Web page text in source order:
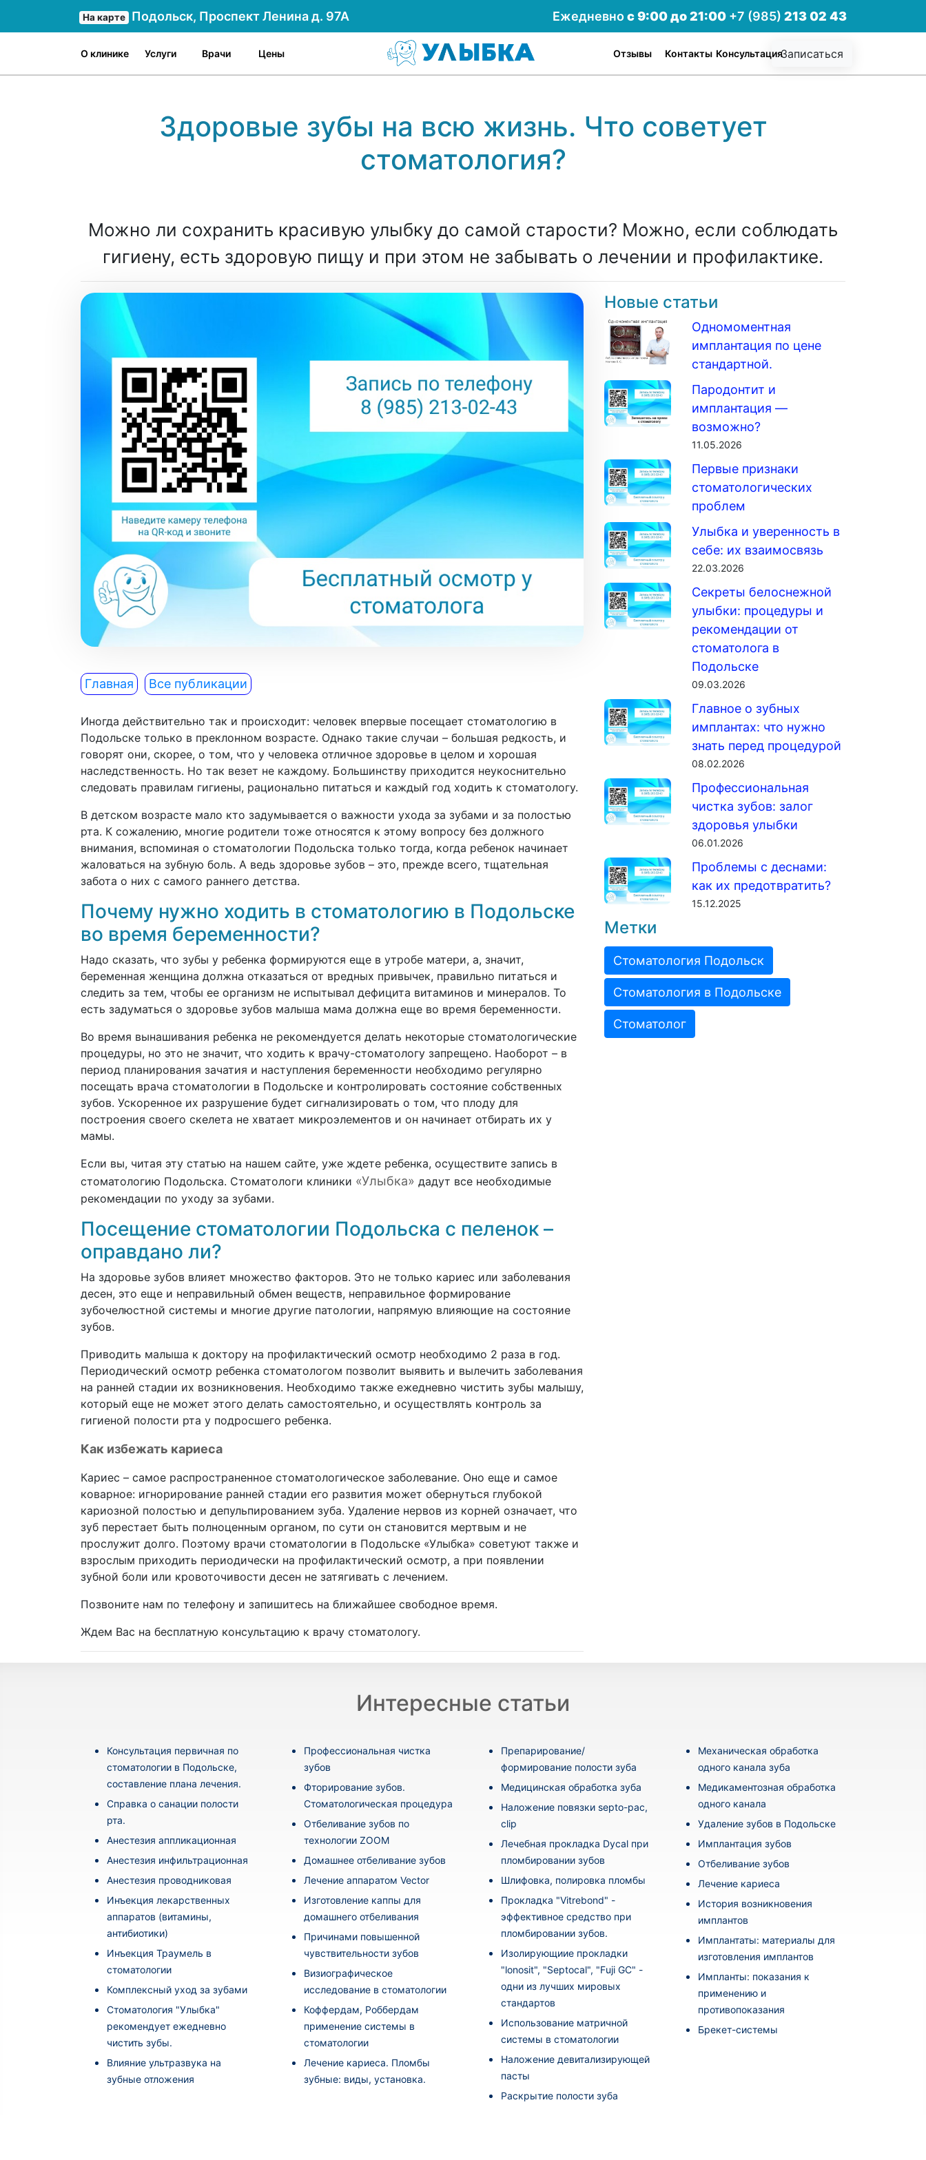
На карте Подольск, Проспект Ленина д. 97А Ежедневнос 9:00 до 21:00 +7 (985)213 02 43
О клинике Услуги Врачи Цены Записаться
Консультация
Контакты
Отзывы
Здоровые зубы на всю жизнь. Что советует
стоматология?
Можно ли сохранить красивую улыбку до самой старости? Можно, если соблюдать
гигиену, есть здоровую пищу и при этом не забывать о лечении и профилактике.
Главная Все публикации
Иногда действительно так и происходит: человек впервые посещает стоматологию в
Подольске только в преклонном возрасте. Однако такие случаи – большая редкость, и
говорят они, скорее, о том, что у человека отличное здоровье в целом и хорошая
наследственность. Но так везет не каждому. Большинству приходится неукоснительно
следовать правилам гигиены, рационально питаться и каждый год ходить к стоматологу.
В детском возрасте мало кто задумывается о важности ухода за зубами и за полостью
рта. К сожалению, многие родители тоже относятся к этому вопросу без должного
внимания, вспоминая о стоматологии Подольска только тогда, когда ребенок начинает
жаловаться на зубную боль. А ведь здоровье зубов – это, прежде всего, тщательная
забота о них с самого раннего детства.
Почему нужно ходить в стоматологию в Подольске
во время беременности?
Надо сказать, что зубы у ребенка формируются еще в утробе матери, а, значит,
беременная женщина должна отказаться от вредных привычек, правильно питаться и
следить за тем, чтобы ее организм не испытывал дефицита витаминов и минералов. То
есть задуматься о здоровье зубов малыша мама должна еще во время беременности.
Во время вынашивания ребенка не рекомендуется делать некоторые стоматологические
процедуры, но это не значит, что ходить к врачу-стоматологу запрещено. Наоборот – в
период планирования зачатия и наступления беременности необходимо регулярно
посещать врача стоматологии в Подольске и контролировать состояние собственных
зубов. Ускоренное их разрушение будет сигнализировать о том, что плоду для
построения своего скелета не хватает микроэлементов и он начинает отбирать их у
мамы.
Если вы, читая эту статью на нашем сайте, уже ждете ребенка, осуществите запись в
стоматологию Подольска. Стоматологи клиники «Улыбка» дадут все необходимые
рекомендации по уходу за зубами.
Посещение стоматологии Подольска с пеленок –
оправдано ли?
На здоровье зубов влияет множество факторов. Это не только кариес или заболевания
десен, это еще и неправильный обмен веществ, неправильное формирование
зубочелюстной системы и многие другие патологии, напрямую влияющие на состояние
зубов.
Приводить малыша к доктору на профилактический осмотр необходимо 2 раза в год.
Периодический осмотр ребенка стоматологом позволит выявить и вылечить заболевания
на ранней стадии их возникновения. Необходимо также ежедневно чистить зубы малышу,
который еще не может этого делать самостоятельно, и осуществлять контроль за
гигиеной полости рта у подросшего ребенка.
Как избежать кариеса
Кариес – самое распространенное стоматологическое заболевание. Оно еще и самое
коварное: игнорирование ранней стадии его развития может обернуться глубокой
кариозной полостью и депульпированием зуба. Удаление нервов из корней означает, что
зуб перестает быть полноценным органом, по сути он становится мертвым и не
прослужит долго. Поэтому врачи стоматологии в Подольске «Улыбка» советуют также и
взрослым приходить периодически на профилактический осмотр, а при появлении
зубной боли или кровоточивости десен не затягивать с лечением.
Позвоните нам по телефону и запишитесь на ближайшее свободное время.
Ждем Вас на бесплатную консультацию к врачу стоматологу.
Новые статьи
Одномоментная
имплантация по цене
стандартной.
Пародонтит и
имплантация —
возможно?
11.05.2026
Первые признаки
стоматологических
проблем
Улыбка и уверенность в
себе: их взаимосвязь
22.03.2026
Секреты белоснежной
улыбки: процедуры и
рекомендации от
стоматолога в
Подольске
09.03.2026
Главное о зубных
имплантах: что нужно
знать перед процедурой
08.02.2026
Профессиональная
чистка зубов: залог
здоровья улыбки
06.01.2026
Проблемы с деснами:
как их предотвратить?
15.12.2025
Метки
Стоматология Подольск
Стоматология в Подольске
Стоматолог
Интересные статьи
Консультация первичная по
стоматологии в Подольске,
составление плана лечения.
Cправка о санации полости
рта.
Анестезия аппликационная
Анестезия инфильтрационная
Анестезия проводниковая
Инъекция лекарственных
аппаратов (витамины,
антибиотики)
Инъекция Траумель в
стоматологии
Комплексный уход за зубами
Стоматология "Улыбка"
рекомендует ежедневно
чистить зубы.
Влияние ультразвука на
зубные отложения
Профессиональная чистка
зубов
Фторирование зубов.
Стоматологическая процедура
Отбеливание зубов по
технологии ZOOM
Домашнее отбеливание зубов
Лечение аппаратом Vector
Изготовление каппы для
домашнего отбеливания
Причинами повышенной
чувствительности зубов
Визиографическое
исследование в стоматологии
Коффердам, Роббердам
применение системы в
стоматологии
Лечение кариеса. Пломбы
зубные: виды, установка.
Препарирование/
формирование полости зуба
Медицинская обработка зуба
Наложение повязки septo-pac,
clip
Лечебная прокладка Dycal при
пломбировании зубов
Шлифовка, полировка пломбы
Прокладка "Vitrebond" -
эффективное средство при
пломбировании зубов.
Изолирующиие прокладки
"lonosit", "Septocal", "Fuji GC" -
одни из лучших мировых
стандартов
Использование матричной
системы в стоматологии
Наложение девитализирующей
пасты
Раскрытие полости зуба
Механическая обработка
одного канала зуба
Медикаментозная обработка
одного канала
Удаление зубов в Подольске
Имплантация зубов
Отбеливание зубов
Лечение кариеса
История возникновения
имплантов
Имплантаты: материалы для
изготовления имплантов
Импланты: показания к
применению и
противопоказания
Брекет-системы